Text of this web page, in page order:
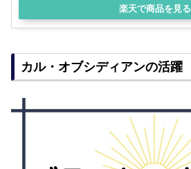
楽天で商品を見る
カル・オブシディアンの活躍